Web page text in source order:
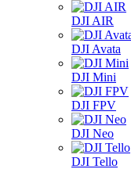
DJI AIR
DJI Avata
DJI Mini
DJI FPV
DJI Neo
DJI Tello